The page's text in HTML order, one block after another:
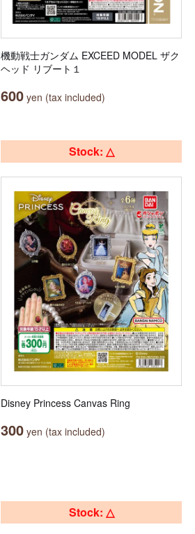
機動戦士ガンダム EXCEED MODEL ザク
ヘッド リブート１
600 yen (tax included)
Stock: △
Disney Princess Canvas Ring
300 yen (tax included)
Stock: △